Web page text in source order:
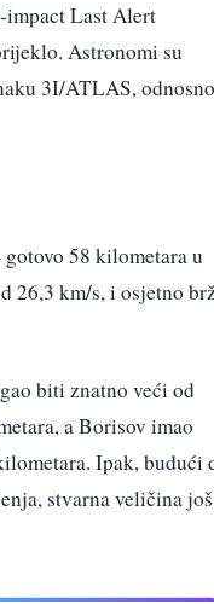
Last Alert
Astronomi su
3I/ATLAS, odnosno
58 kilometara u
26,3 km/s, i osjetno
biti znatno veći od
a Borisov imao
Ipak, budući
stvarna veličina još